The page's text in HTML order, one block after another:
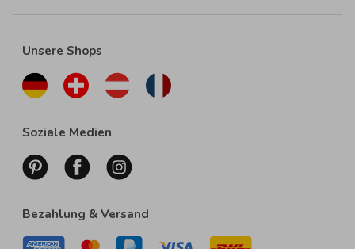
Unsere Shops
Soziale Medien
Bezahlung & Versand